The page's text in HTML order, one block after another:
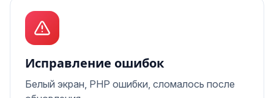
Исправление ошибок
Белый экран, PHP ошибки, сломалось после